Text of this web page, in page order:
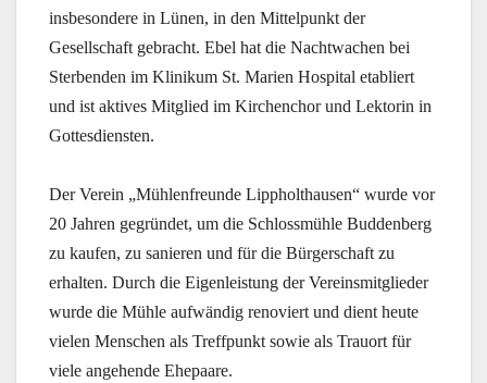
insbesondere in Lünen, in den Mittelpunkt der
Gesellschaft gebracht. Ebel hat die Nachtwachen bei
Sterbenden im Klinikum St. Marien Hospital etabliert
und ist aktives Mitglied im Kirchenchor und Lektorin in
Gottesdiensten.
Der Verein „Mühlenfreunde Lippholthausen“ wurde vor
20 Jahren gegründet, um die Schlossmühle Buddenberg
zu kaufen, zu sanieren und für die Bürgerschaft zu
erhalten. Durch die Eigenleistung der Vereinsmitglieder
wurde die Mühle aufwändig renoviert und dient heute
vielen Menschen als Treffpunkt sowie als Trauort für
viele angehende Ehepaare.